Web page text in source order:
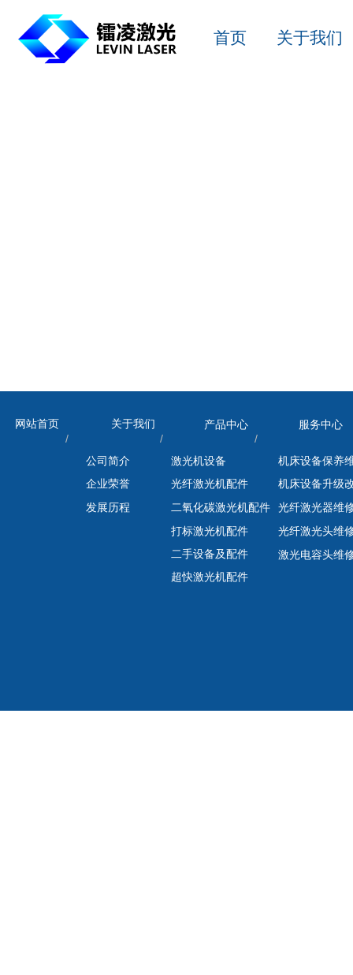
首页 关于我们
网站首页 产品中心
关于我们 服务中心
光纤激光头维
机床设备升级
二手设备及配件
打标激光机配件
二氧化碳激光机配件
光纤激光机配件
激光机设备
发展历程
企业荣誉
公司简介
/ / /
超快激光机配件
激光电容头维
机床设备保养
光纤激光器维